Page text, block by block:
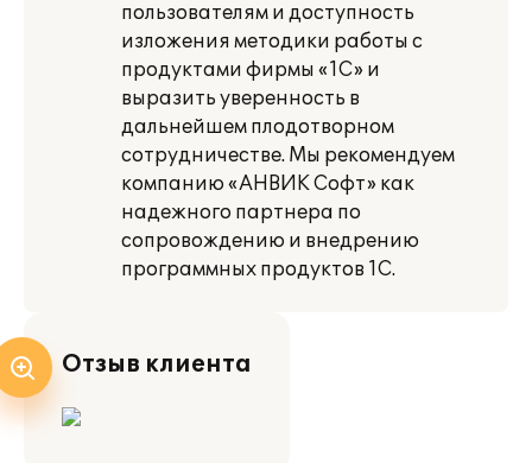
пользователям и доступность
изложения методики работы с
продуктами фирмы «1С» и
выразить уверенность в
дальнейшем плодотворном
сотрудничестве. Мы рекомендуем
компанию «АНВИК Софт» как
надежного партнера по
сопровождению и внедрению
программных продуктов 1С.
Отзыв клиента